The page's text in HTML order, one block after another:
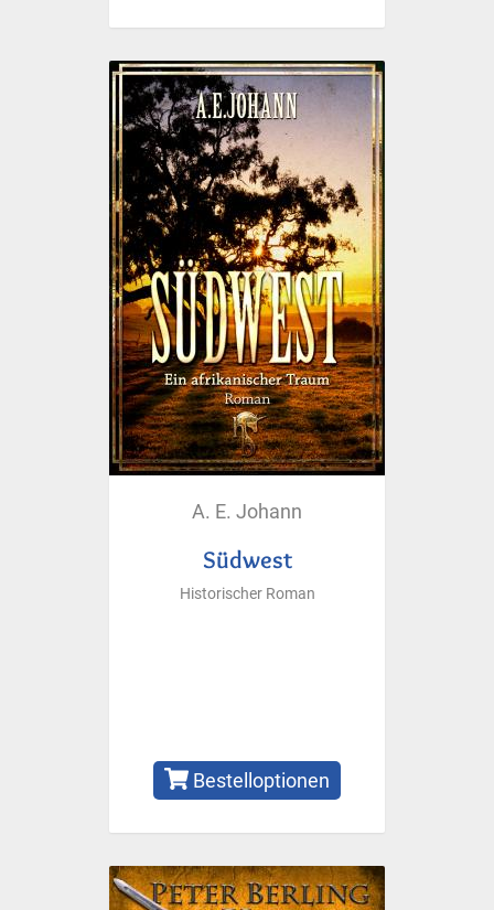
A. E. Johann
Südwest
Historischer Roman
Bestelloptionen